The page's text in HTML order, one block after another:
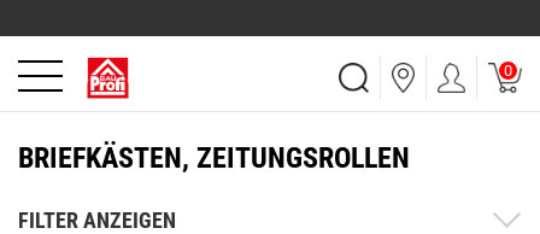
0
BRIEFKÄSTEN, ZEITUNGSROLLEN
FILTER ANZEIGEN